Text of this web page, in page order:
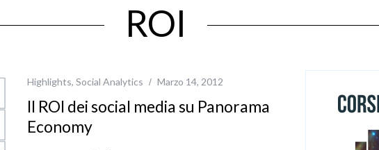
ROI
Highlights, Social Analytics Marzo 14, 2012
Il ROI dei social media su Panorama
Economy